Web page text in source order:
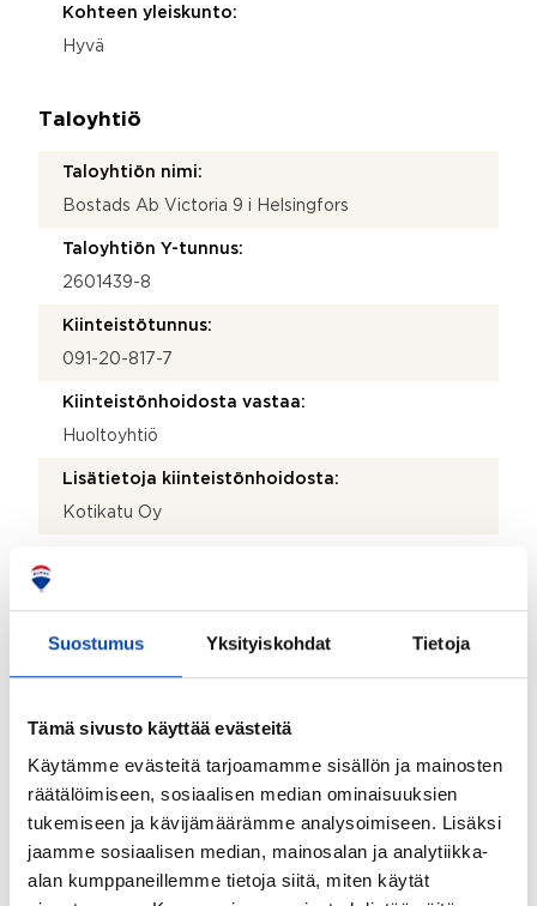
Suostumus Yksityiskohdat Tietoja
Tämä sivusto käyttää evästeitä
Käytämme evästeitä tarjoamamme sisällön ja mainosten
räätälöimiseen, sosiaalisen median ominaisuuksien
tukemiseen ja kävijämäärämme analysoimiseen. Lisäksi
jaamme sosiaalisen median, mainosalan ja analytiikka-
alan kumppaneillemme tietoja siitä, miten käytät
Kohteen yleiskunto:
Hyvä
Taloyhtiö
Taloyhtiön nimi:
Bostads Ab Victoria 9 i Helsingfors
Taloyhtiön Y-tunnus:
2601439-8
Kiinteistötunnus:
091-20-817-7
Kiinteistönhoidosta vastaa:
Huoltoyhtiö
Lisätietoja kiinteistönhoidosta:
Kotikatu Oy
kari.ristivehmas@retta.fi
Puhelinnumero:
102 282 000
Katuosoite: